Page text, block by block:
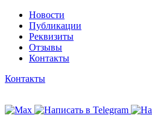
Новости
Публикации
Реквизиты
Отзывы
Контакты
Контакты